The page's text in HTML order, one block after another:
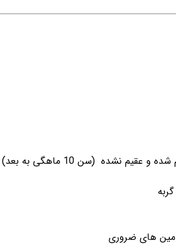
نشده (سن 10 ماهگی به بعد)
های ضروری